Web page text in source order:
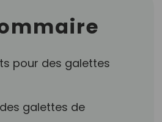
pour des galettes
galettes de